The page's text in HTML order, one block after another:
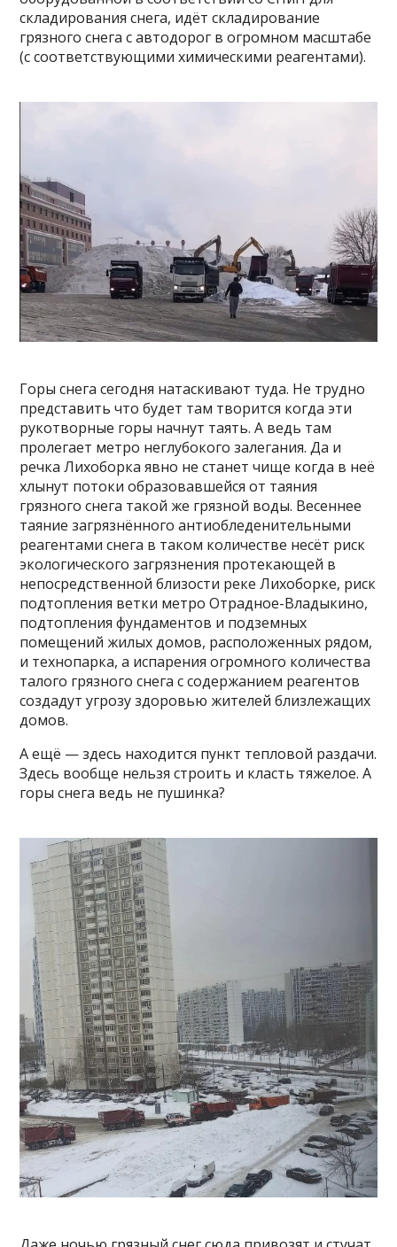
складирования снега, идёт складирование
грязного снега с автодорог в огромном масштабе
(с соответствующими химическими реагентами).
Горы снега сегодня натаскивают туда. Не трудно
представить что будет там творится когда эти
рукотворные горы начнут таять. А ведь там
пролегает метро неглубокого залегания. Да и
речка Лихоборка явно не станет чище когда в неё
хлынут потоки образовавшейся от таяния
грязного снега такой же грязной воды. Весеннее
таяние загрязнённого антиобледенительными
реагентами снега в таком количестве несёт риск
экологического загрязнения протекающей в
непосредственной близости реке Лихоборке, риск
подтопления ветки метро Отрадное-Владыкино,
подтопления фундаментов и подземных
помещений жилых домов, расположенных рядом,
и технопарка, а испарения огромного количества
талого грязного снега с содержанием реагентов
создадут угрозу здоровью жителей близлежащих
домов.
А ещё — здесь находится пункт тепловой раздачи.
Здесь вообще нельзя строить и класть тяжелое. А
горы снега ведь не пушинка?